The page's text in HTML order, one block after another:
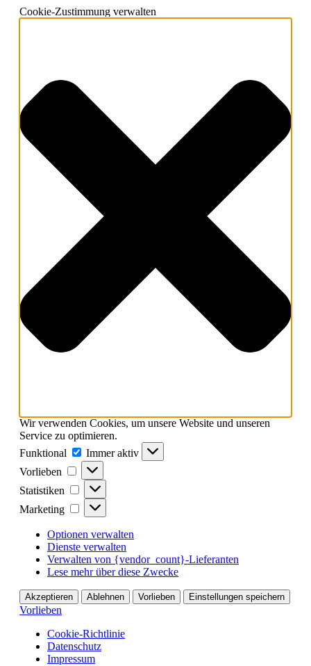
Cookie-Zustimmung verwalten
Wir verwenden Cookies, um unsere Website und unseren
Service zu optimieren.
Funktional
Funktional
Immer aktiv
Vorlieben
Vorlieben
Statistiken Statistiken
Marketing Marketing
Optionen verwalten
Dienste verwalten
Verwalten von {vendor_count}-Lieferanten
Lese mehr über diese Zwecke
Akzeptieren Ablehnen Vorlieben Einstellungen speichern
Vorlieben
Cookie-Richtlinie
Datenschutz
Impressum